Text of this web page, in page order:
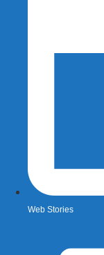
Web Stories